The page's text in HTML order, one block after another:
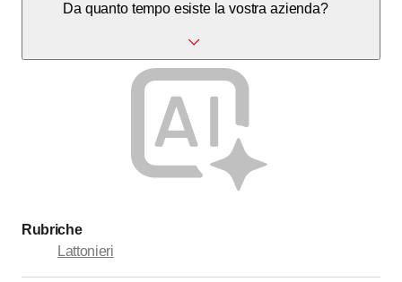
manutenzione ordinaria.
Da quanto tempo esiste la vostra azienda?
Siamo attivi come impresa di lattoneria dal 1997 e costituiti
come CM Domenighetti Sagl dal 2022.
Rubriche
Lattonieri